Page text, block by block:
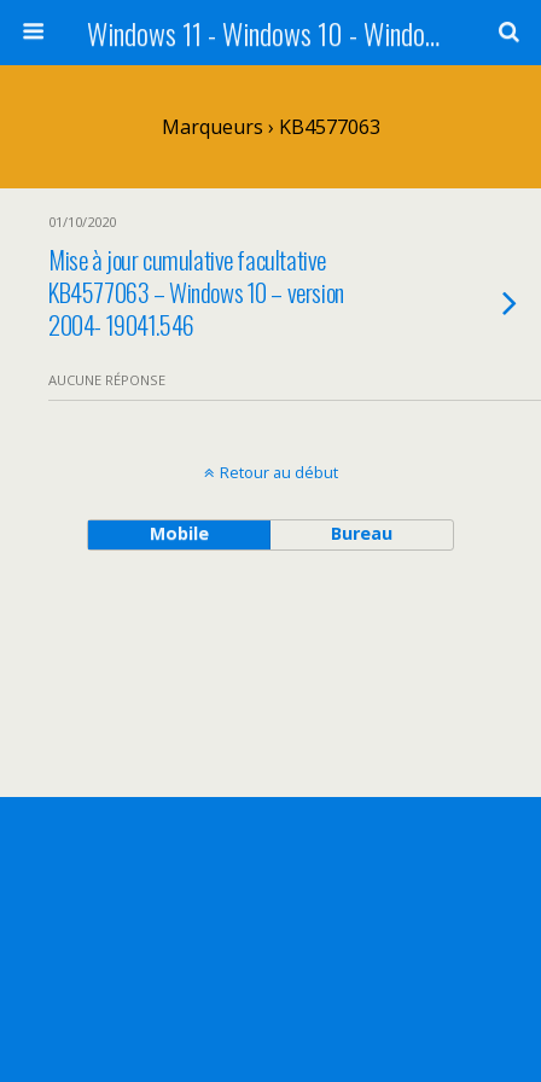
Windows 11 - Windows 10 - Windows 8 - Windows 7 - VISTA
Marqueurs › KB4577063
01/10/2020
Mise à jour cumulative facultative
KB4577063 – Windows 10 – version
2004- 19041.546
AUCUNE RÉPONSE
Retour au début
Mobile Bureau